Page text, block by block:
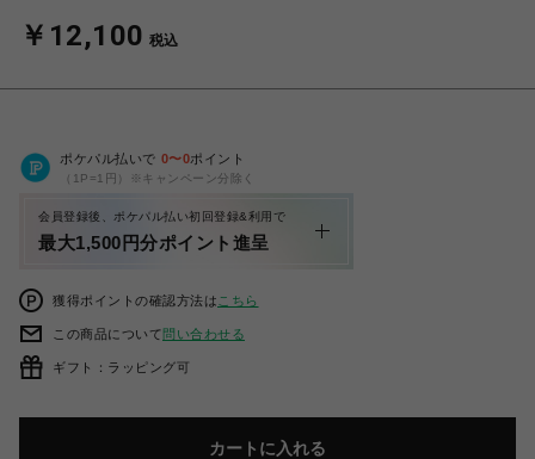
￥12,100 税込
ポケパル払いで 0〜0ポイント
（1P=1円）※キャンペーン分除く
会員登録後、ポケパル払い初回登録&利用で
最大1,500円分ポイント進呈
獲得ポイントの確認方法は こちら
この商品について問い合わせる
ギフト：ラッピング可
カートに入れる